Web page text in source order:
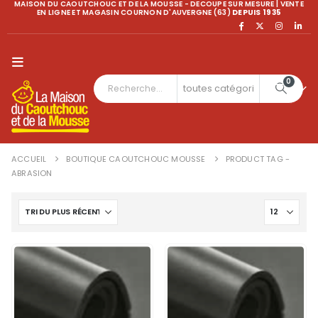
MAISON DU CAOUTCHOUC ET DE LA MOUSSE - DECOUPE SUR MESURE | VENTE
EN LIGNE ET MAGASIN COURNON D'AUVERGNE (63) DEPUIS 1935
0
ACCUEIL BOUTIQUE CAOUTCHOUC MOUSSE
PRODUCT TAG -
ABRASION